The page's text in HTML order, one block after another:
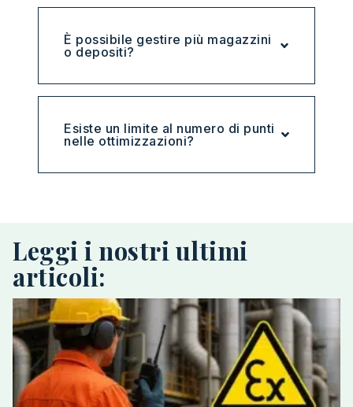
È possibile gestire più magazzini
o depositi?
Esiste un limite al numero di punti
nelle ottimizzazioni?
Leggi i nostri ultimi
articoli: